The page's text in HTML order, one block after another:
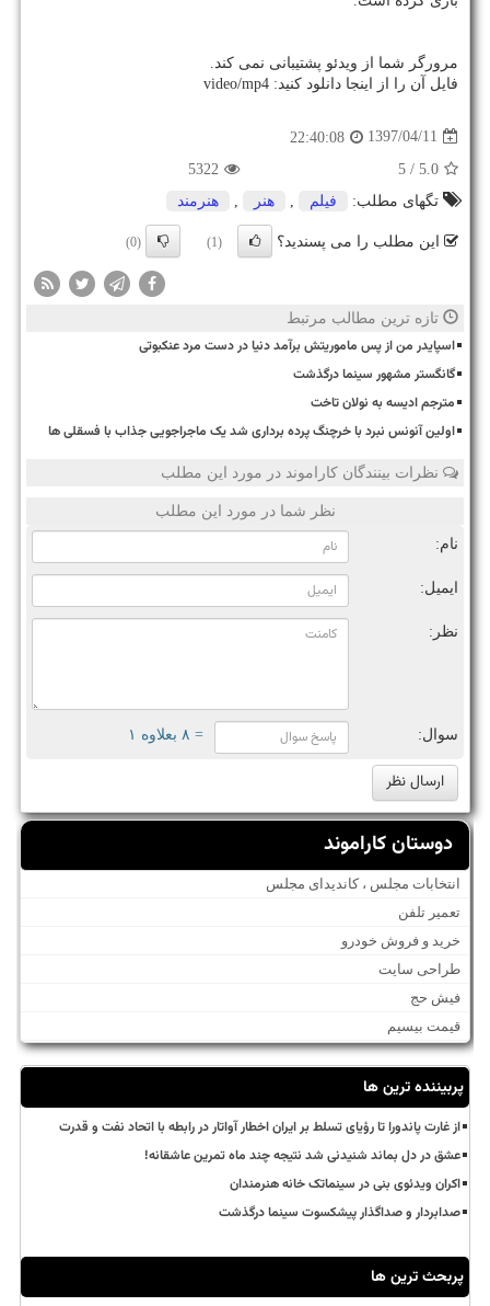
مرورگر شما از ویدئو پشتیبانی نمی كند.
فایل آن را از اینجا دانلود كنید: video/mp4
1397/04/11
22:40:08
5.0
/ 5
5322
تگهای مطلب:
فیلم , هنر , هنرمند
این مطلب را می پسندید؟ (1)
(0)
تازه ترین مطالب مرتبط
اسپایدر من از پس ماموریتش برآمد دنیا در دست مرد عنکبوتی
گانگستر مشهور سینما درگذشت
مترجم ادیسه به نولان تاخت
اولین آنونس نبرد با خرچنگ پرده برداری شد یک ماجراجویی جذاب با فسقلی ها
نظرات بینندگان کاراموند در مورد این مطلب
نظر شما در مورد این مطلب
نام:
ایمیل:
نظر:
سوال: = ۸ بعلاوه ۱
دوستان کاراموند
انتخابات مجلس ، کاندیدای مجلس
تعمیر تلفن
خرید و فروش خودرو
طراحی سایت
فیش حج
قیمت بیسیم
پربیننده ترین ها
از غارت پاندورا تا رؤیای تسلط بر ایران اخطار آواتار در رابطه با اتحاد نفت و قدرت
عشق در دل بماند شنیدنی شد نتیجه چند ماه تمرین عاشقانه!
اکران ویدئوی بنی در سینماتک خانه هنرمندان
صدابردار و صداگذار پیشکسوت سینما درگذشت
پربحث ترین ها